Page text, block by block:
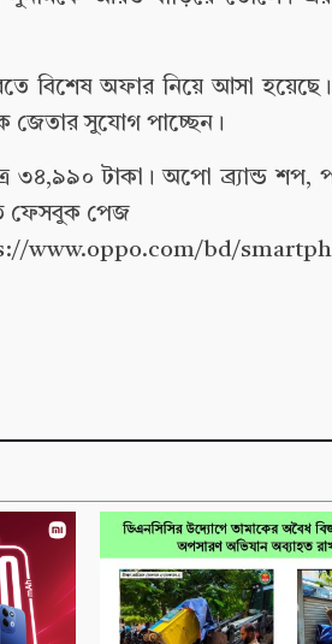
বিশেষ অফার নিয়ে আসা হয়েছে।
জেতার সুযোগ পাচ্ছেন।
টাকা। অপো ব্র্যান্ড শপ,
ফেসবুক পেজ
www.oppo.com/bd/